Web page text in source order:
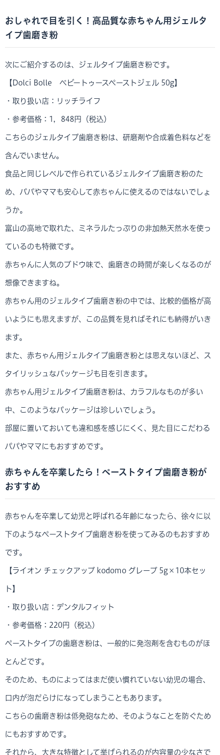
おしゃれで目を引く！高品質な赤ちゃん用ジェルタ
イプ歯磨き粉
次にご紹介するのは、ジェルタイプ歯磨き粉です。
【Dolci Bolle ベビートゥースペーストジェル 50g】
・取り扱い店：リッチライフ
・参考価格：1，848円（税込）
こちらのジェルタイプ歯磨き粉は、研磨剤や合成着色料などを
含んでいません。
食品と同じレベルで作られているジェルタイプ歯磨き粉のた
め、パパやママも安心して赤ちゃんに使えるのではないでしょ
うか。
富山の高地で取れた、ミネラルたっぷりの非加熱天然水を使っ
ているのも特徴です。
赤ちゃんに人気のブドウ味で、歯磨きの時間が楽しくなるのが
想像できますね。
赤ちゃん用のジェルタイプ歯磨き粉の中では、比較的価格が高
いようにも思えますが、この品質を見ればそれにも納得がいき
ます。
また、赤ちゃん用ジェルタイプ歯磨き粉とは思えないほど、ス
タイリッシュなパッケージも目を引きます。
赤ちゃん用ジェルタイプ歯磨き粉は、カラフルなものが多い
中、このようなパッケージは珍しいでしょう。
部屋に置いておいても違和感を感じにくく、見た目にこだわる
パパやママにもおすすめです。
赤ちゃんを卒業したら！ペーストタイプ歯磨き粉が
おすすめ
赤ちゃんを卒業して幼児と呼ばれる年齢になったら、徐々に以
下のようなペーストタイプ歯磨き粉を使ってみるのもおすすめ
です。
【ライオン チェックアップ kodomo グレープ 5g×10本セッ
ト】
・取り扱い店：デンタルフィット
・参考価格：220円（税込）
ペーストタイプの歯磨き粉は、一般的に発泡剤を含むものがほ
とんどです。
そのため、ものによってはまだ使い慣れていない幼児の場合、
口内が泡だらけになってしまうこともあります。
こちらの歯磨き粉は低発砲なため、そのようなことを防ぐため
にもおすすめです。
それから、大きな特徴として挙げられるのが内容量の少なさで